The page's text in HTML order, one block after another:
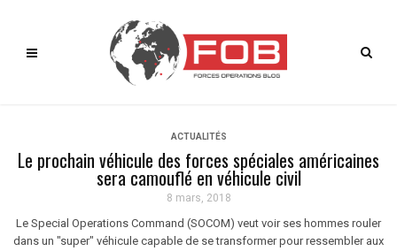
ACTUALITÉS
Le prochain véhicule des forces spéciales américaines
sera camouflé en véhicule civil
8 mars, 2018
Le Special Operations Command (SOCOM) veut voir ses hommes rouler
dans un "super" véhicule capable de se transformer pour ressembler aux